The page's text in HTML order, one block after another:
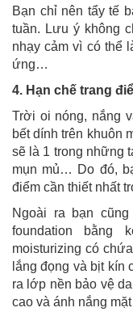
Bạn chỉ nên tẩy tế
tuần. Lưu ý không
nhạy cảm vì có thể
ứng…
4. Hạn chế trang
Trời oi nóng, nắng
bết dính trên khuôn
sẽ là 1 trong những
mụn mủ… Do đó,
điểm cần thiết nhất
Ngoài ra bạn
foundation bằng
moisturizing có
lắng đọng và bịt kín
ra lớp nền bảo vệ
cao và ánh nắng